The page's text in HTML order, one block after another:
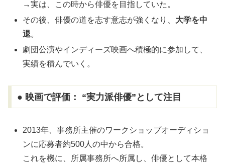
→実は、この時から俳優を目指していた。
その後、俳優の道を志す意志が強くなり、 大学を中
退。
劇団公演やインディーズ映画へ積極的に参加して、
実績を積んでいく。
● 映画で評価： “実力派俳優”として注目
2013年、事務所主催のワークショップオーディショ
ンに応募者約500人の中から合格。
これを機に、所属事務所へ所属し、俳優として本格